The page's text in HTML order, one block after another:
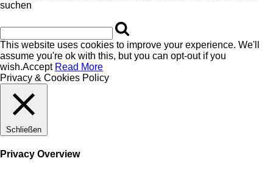
suchen
This website uses cookies to improve your experience. We'll
assume you're ok with this, but you can opt-out if you
wish.Accept Read More
Privacy & Cookies Policy
Schließen
Privacy Overview